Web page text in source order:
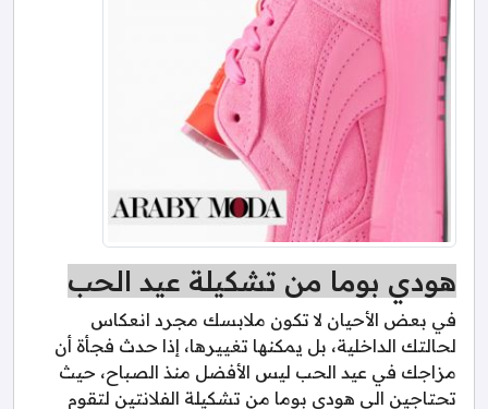
هودي بوما من تشكيلة عيد الحب
في بعض الأحيان لا تكون ملابسك مجرد انعكاس
لحالتك الداخلية، بل يمكنها تغييرها، إذا حدث فجأة أن
مزاجك في عيد الحب ليس الأفضل منذ الصباح، حيث
تحتاجين الى هودي بوما من تشكيلة الفلانتين لتقوم